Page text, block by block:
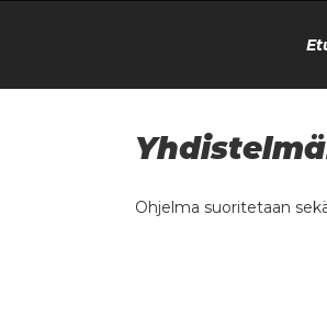
Ohjelma suoritetaan